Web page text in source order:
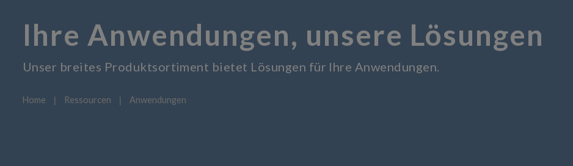
Ihre Anwendungen, unsere Lösungen
Unser breites Produktsortiment bietet Lösungen für Ihre Anwendungen.
Home ❘ Ressourcen ❘ Anwendungen